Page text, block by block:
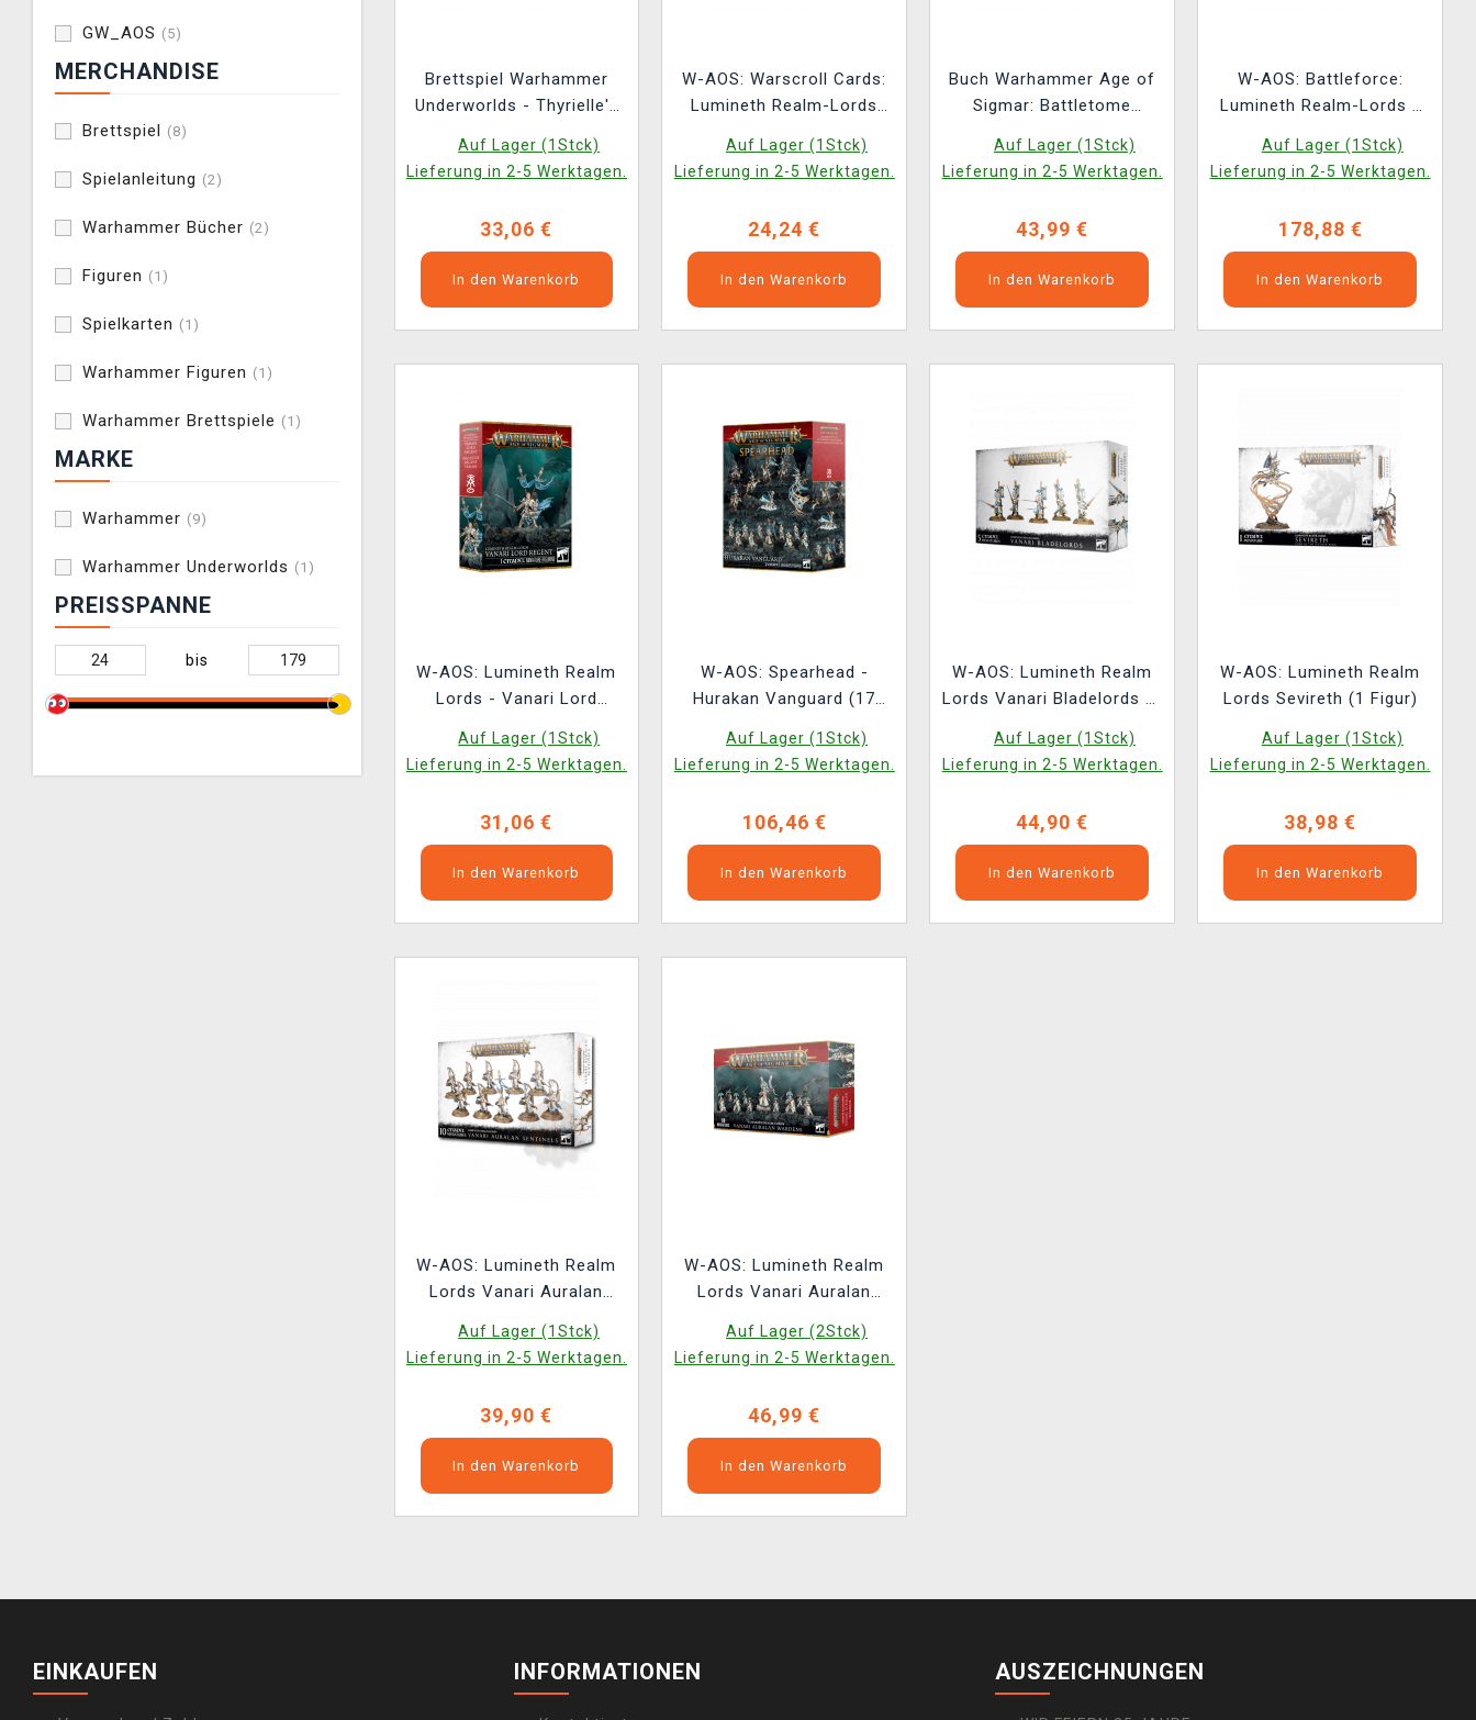
GW_AOS (5)
MERCHANDISE
Brettspiel (8)
Spielanleitung (2)
Warhammer Bücher (2)
Figuren (1)
Spielkarten (1)
Warhammer Figuren (1)
Warhammer Brettspiele (1)
MARKE
Warhammer (9)
Warhammer Underworlds (1)
PREISSPANNE
bis
Brettspiel Warhammer
Underworlds - Thyrielle's
Auf Lager (1Stck)
Lieferung in 2-5 Werktagen.
33,06 €
In den Warenkorb
W-AOS: Warscroll Cards:
Lumineth Realm-Lords
Auf Lager (1Stck)
Lieferung in 2-5 Werktagen.
24,24 €
In den Warenkorb
Buch Warhammer Age of
Sigmar: Battletome
(2026) ENG
Auf Lager (1Stck)
Lieferung in 2-5 Werktagen.
43,99 €
In den Warenkorb
W-AOS: Battleforce:
Lumineth Realm-Lords -
Figuren)
Auf Lager (1Stck)
Lieferung in 2-5 Werktagen.
178,88 €
In den Warenkorb
W-AOS: Lumineth Realm
Lords - Vanari Lord
Auf Lager (1Stck)
Lieferung in 2-5 Werktagen.
31,06 €
In den Warenkorb
W-AOS: Spearhead -
Hurakan Vanguard (17
Auf Lager (1Stck)
Lieferung in 2-5 Werktagen.
106,46 €
In den Warenkorb
W-AOS: Lumineth Realm
Lords Vanari Bladelords (5
Auf Lager (1Stck)
Lieferung in 2-5 Werktagen.
44,90 €
In den Warenkorb
W-AOS: Lumineth Realm
Lords Sevireth (1 Figur)
Auf Lager (1Stck)
Lieferung in 2-5 Werktagen.
38,98 €
In den Warenkorb
W-AOS: Lumineth Realm
Lords Vanari Auralan
Auf Lager (1Stck)
Lieferung in 2-5 Werktagen.
39,90 €
In den Warenkorb
W-AOS: Lumineth Realm
Lords Vanari Auralan
Auf Lager (2Stck)
Lieferung in 2-5 Werktagen.
46,99 €
In den Warenkorb
EINKAUFEN INFORMATIONEN AUSZEICHNUNGEN